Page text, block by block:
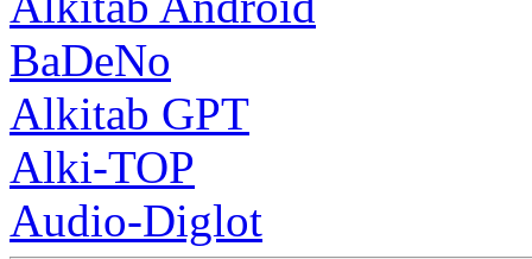
BaDeNo
Alkitab GPT
Alki-TOP
Audio-Diglot